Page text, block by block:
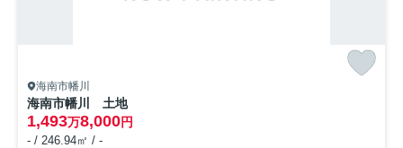
海南市幡川
海南市幡川 土地
1,493万8,000円
- / 246.94㎡ / -